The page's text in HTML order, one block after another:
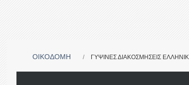
ΟΙΚΟΔΟΜΗ ΓΥΨΙΝΕΣ ΔΙΑΚΟΣΜΗΣΕΙΣ